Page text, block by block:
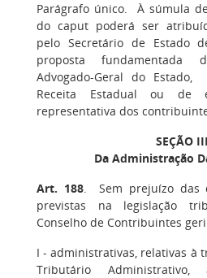
Parágrafo único. À súmula
do caput poderá ser
pelo Secretário de Estado
proposta fundamentada
Advogado-Geral do
Receita Estadual ou de
representativa dos
SEÇÃO III
Da Administração
Art. 188. Sem prejuízo das
previstas na legislação
Conselho de Contribuintes
I- administrativas, relativas à
Tributário